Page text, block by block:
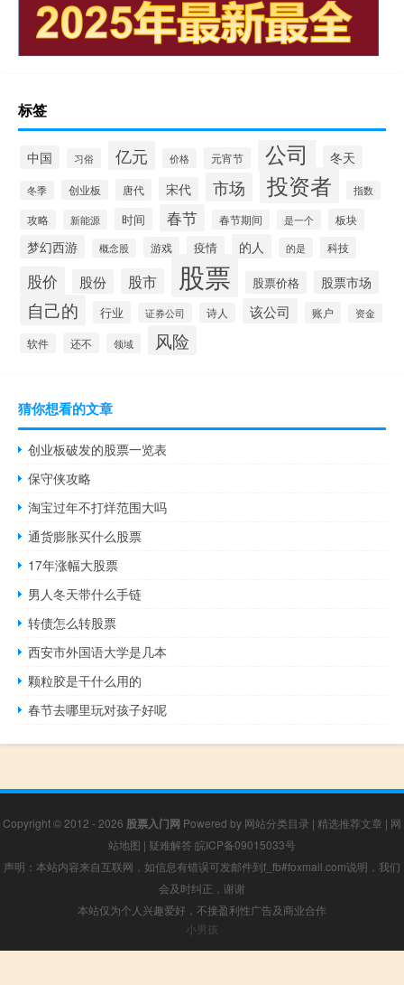
标签
中国 习俗 亿元 价格 元宵节 公司 冬天
冬季 创业板 唐代 宋代 市场 投资者 指数
攻略 新能源 时间 春节 春节期间 是一个 板块
梦幻西游 概念股 游戏 疫情 的人 的是 科技
股价 股份 股市 股票 股票价格 股票市场
自己的 行业 证券公司 诗人 该公司 账户 资金
软件 还不 领域 风险
猜你想看的文章
创业板破发的股票一览表
保守侠攻略
淘宝过年不打烊范围大吗
通货膨胀买什么股票
17年涨幅大股票
男人冬天带什么手链
转债怎么转股票
西安市外国语大学是几本
颗粒胶是干什么用的
春节去哪里玩对孩子好呢
Copyright © 2012 - 2026 股票入门网 Powered by 网站分类目录 | 精选推荐文章 | 网
站地图 | 疑难解答 皖ICP备09015033号
声明：本站内容来自互联网，如信息有错误可发邮件到f_fb#foxmail.com说明，我们
会及时纠正，谢谢
本站仅为个人兴趣爱好，不接盈利性广告及商业合作
小男孩